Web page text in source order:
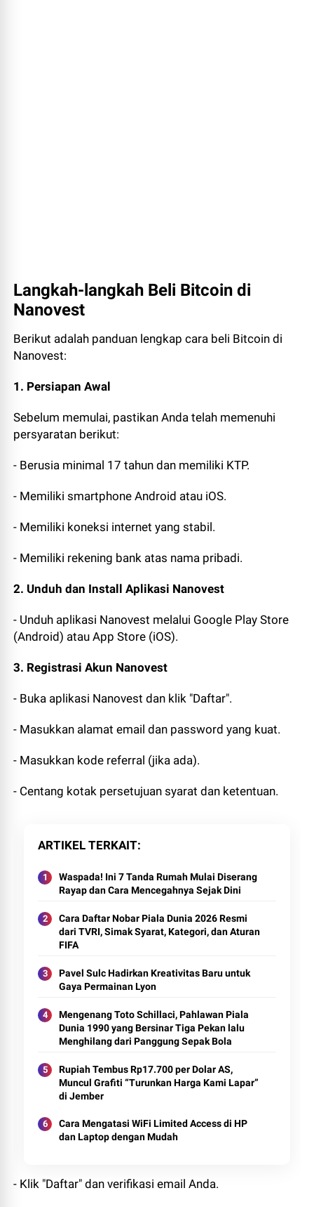
Langkah-langkah Beli Bitcoin di
Nanovest
Berikut adalah panduan lengkap cara beli Bitcoin di
Nanovest:
1. Persiapan Awal
Sebelum memulai, pastikan Anda telah memenuhi
persyaratan berikut:
- Berusia minimal 17 tahun dan memiliki KTP.
- Memiliki smartphone Android atau iOS.
- Memiliki koneksi internet yang stabil.
- Memiliki rekening bank atas nama pribadi.
2. Unduh dan Install Aplikasi Nanovest
- Unduh aplikasi Nanovest melalui Google Play Store
(Android) atau App Store (iOS).
3. Registrasi Akun Nanovest
- Buka aplikasi Nanovest dan klik "Daftar".
- Masukkan alamat email dan password yang kuat.
- Masukkan kode referral (jika ada).
- Centang kotak persetujuan syarat dan ketentuan.
ARTIKEL TERKAIT
Waspada! Ini 7 Tanda Rumah Mulai Diserang
Rayap dan Cara Mencegahnya Sejak Dini
Cara Daftar Nobar Piala Dunia 2026 Resmi
dari TVRI, Simak Syarat, Kategori, dan Aturan
FIFA
Pavel Sulc Hadirkan Kreativitas Baru untuk
Gaya Permainan Lyon
Mengenang Toto Schillaci, Pahlawan Piala
Dunia 1990 yang Bersinar Tiga Pekan lalu
Menghilang dari Panggung Sepak Bola
Rupiah Tembus Rp17.700 per Dolar AS,
Muncul Grafiti “Turunkan Harga Kami Lapar”
di Jember
Cara Mengatasi WiFi Limited Access di HP
dan Laptop dengan Mudah
- Klik "Daftar" dan verifikasi email Anda.